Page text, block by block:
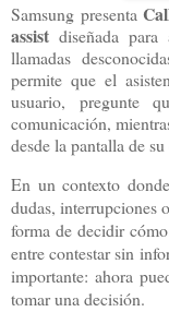
Samsung presenta
assist diseñada
llamadas
permite que el
usuario, pregunte
comunicación,
desde la pantalla de
En un contexto
dudas, interrupciones
forma de decidir
entre contestar sin
importante: ahora
tomar una decisión.